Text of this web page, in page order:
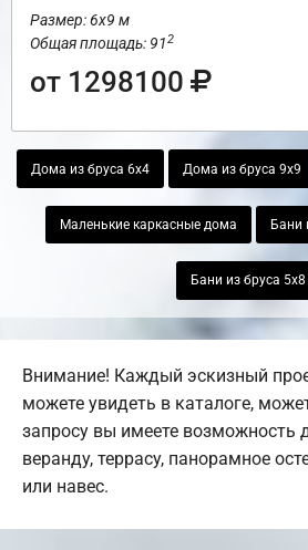
Размер: 6х9 м
Общая площадь: 912
от 1298100
Дома из бруса 6х4 Дома из бруса 9х9
Маленькие каркасные дома Бани
Бани из бруса 5х8
Внимание! Каждый эскизный
можете увидеть в каталоге,
запросу вы имеете возможность
веранду, террасу, панорамное
или навес.